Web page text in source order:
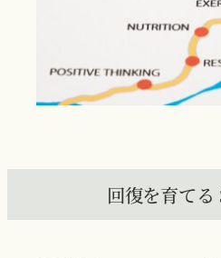
回復を育て